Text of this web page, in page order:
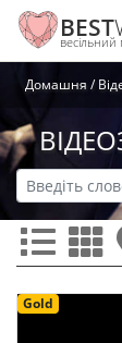
BEST
весільний
Домашня
Gold